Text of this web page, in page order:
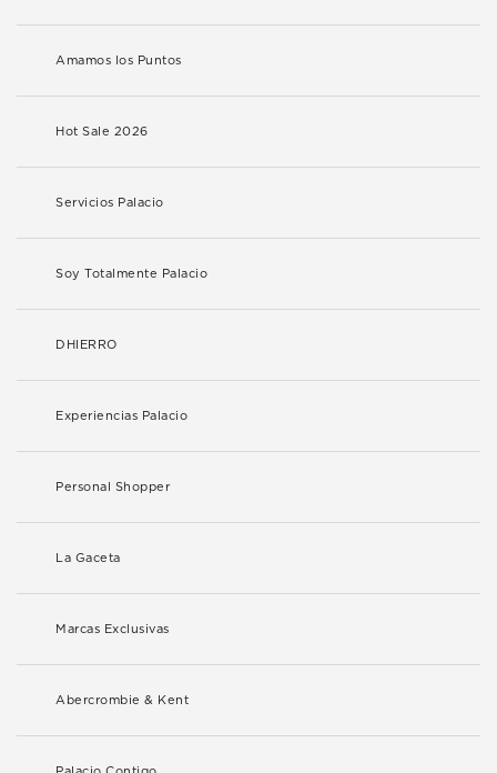
Amamos los Puntos
Hot Sale 2026
Servicios Palacio
Soy Totalmente Palacio
DHIERRO
Experiencias Palacio
Personal Shopper
La Gaceta
Marcas Exclusivas
Abercrombie & Kent